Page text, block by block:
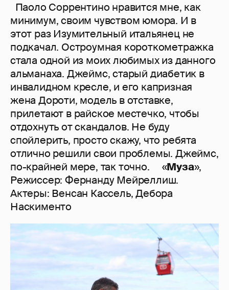
Паоло Соррентино нравится мне, как
минимум, своим чувством юмора. И в
этот раз Изумительный итальянец не
подкачал. Остроумная короткометражка
стала одной из моих любимых из данного
альманаха. Джеймс, старый диабетик в
инвалидном кресле, и его капризная
жена Дороти, модель в отставке,
прилетают в райское местечко, чтобы
отдохнуть от скандалов. Не буду
спойлерить, просто скажу, что ребята
отлично решили свои проблемы. Джеймс,
по-крайней мере, так точно. «Муза»,
Режиссер: Фернанду Мейреллиш.
Актеры: Венсан Кассель, Дебора
Наскименто